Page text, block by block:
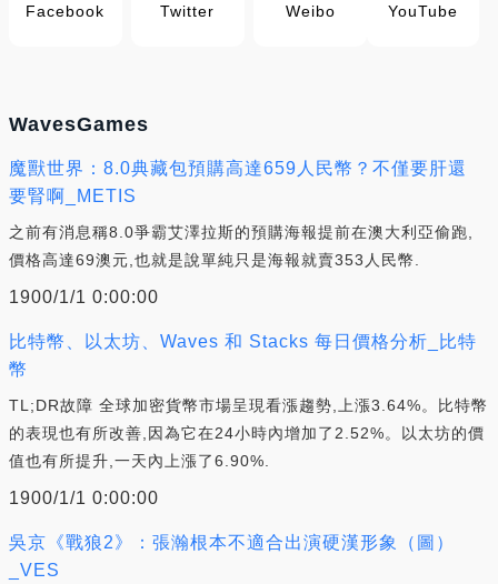
Facebook Twitter Weibo YouTube
WavesGames
魔獸世界：8.0典藏包預購高達659人民幣？不僅要肝還
要腎啊_METIS
之前有消息稱8.0爭霸艾澤拉斯的預購海報提前在澳大利亞偷跑,
價格高達69澳元,也就是說單純只是海報就賣353人民幣.
1900/1/1 0:00:00
比特幣、以太坊、Waves 和 Stacks 每日價格分析_比特
幣
TL;DR故障 全球加密貨幣市場呈現看漲趨勢,上漲3.64%。比特幣
的表現也有所改善,因為它在24小時內增加了2.52%。以太坊的價
值也有所提升,一天內上漲了6.90%.
1900/1/1 0:00:00
吳京《戰狼2》：張瀚根本不適合出演硬漢形象（圖）
_VES